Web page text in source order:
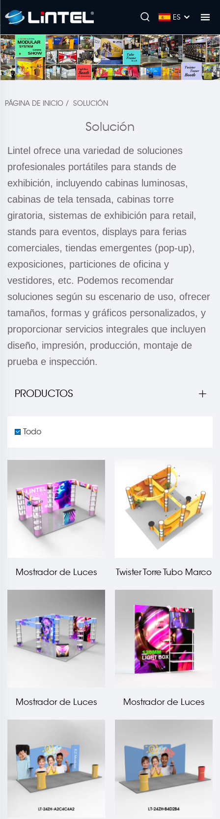
ES
PÁGINA DE INICIO / SOLUCIÓN
Solución
Lintel ofrece una variedad de soluciones
profesionales portátiles para stands de
exhibición, incluyendo cabinas luminosas,
cabinas de tela tensada, cabinas torre
giratoria, sistemas de exhibición para retail,
stands para eventos, displays para ferias
comerciales, tiendas emergentes (pop-up),
exposiciones, particiones de oficina y
vestidores, etc. Podemos recomendar
soluciones según su escenario de uso, ofrecer
tamaños, formas y gráficos personalizados, y
proporcionar servicios integrales que incluyen
diseño, impresión, producción, montaje de
prueba e inspección.
PRODUCTOS
Todo
Mostrador de Luces
Twister Torre Tubo Marco
Mostrador de Luces
Mostrador de Luces